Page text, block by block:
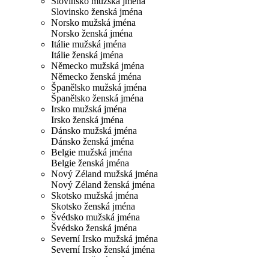
Slovinsko ženská jména
Norsko mužská jména
Norsko ženská jména
Itálie mužská jména
Itálie ženská jména
Německo mužská jména
Německo ženská jména
Španělsko mužská jména
Španělsko ženská jména
Irsko mužská jména
Irsko ženská jména
Dánsko mužská jména
Dánsko ženská jména
Belgie mužská jména
Belgie ženská jména
Nový Zéland mužská jména
Nový Zéland ženská jména
Skotsko mužská jména
Skotsko ženská jména
Švédsko mužská jména
Švédsko ženská jména
Severní Irsko mužská jména
Severní Irsko ženská jména